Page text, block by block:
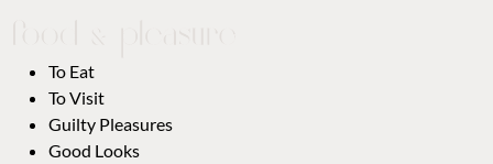
To Eat
To Visit
Guilty Pleasures
Good Looks